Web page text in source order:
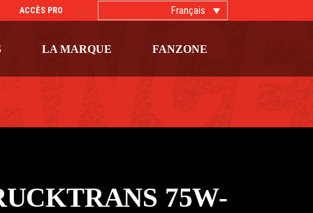
ACCÈS PRO Français
LA MARQUE FANZONE
75W-